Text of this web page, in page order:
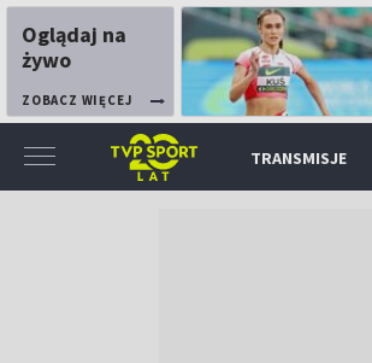
Oglądaj na
żywo
ZOBACZ WIĘCEJ
TRANSMISJE